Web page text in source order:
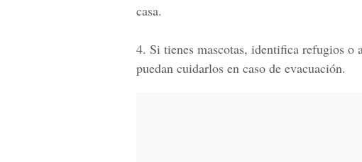
casa.
4. Si tienes mascotas, identifica refugios
puedan cuidarlos en caso de evacuación.